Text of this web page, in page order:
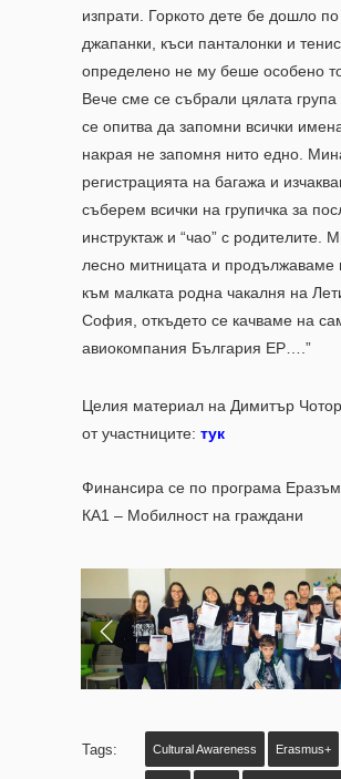
изпрати. Горкото дете бе дошло по
джапанки, къси панталонки и
определено не му беше особено
Вече сме се събрали цялата
се опитва да запомни всички
накрая не запомня нито едно.
регистрацията на багажа и
съберем всички на групичка за
инструктаж и “чао” с родителите.
лесно митницата и продължаваме
към малката родна чакалня на
София, откъдето се качваме на
авиокомпания България ЕР….”
Целия материал на Димитър
от участниците: тук
Финансира се по програма
КА1 – Мобилност на граждани
Tags: Cultural Awareness Erasmus+